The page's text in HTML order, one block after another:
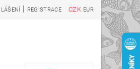
CZK EUR
| REGISTRACE